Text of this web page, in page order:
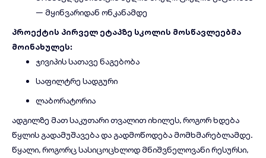
— მყინვარიდან ონკანამდე
პროექტის პირველ ეტაპზე სკოლის მოსწავლეებმა
მოინახულეს:
ჯივიპის სათავე ნაგებობა
საფილტრე სადგური
ლაბორატორია
ადგილზე მათ საკუთარი თვალით იხილეს, როგორ ხდება
წყლის გადამუშავება და გადმოწოდება მომხმარებლამდე.
წყალი, როგორც სასიცოცხლოდ მნიშვნელოვანი რესურსი,